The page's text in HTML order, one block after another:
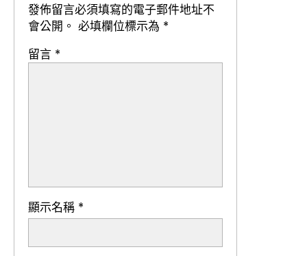
發佈留言必須填寫的電子郵件地址不
會公開。 必填欄位標示為 *
留言 *
顯示名稱 *